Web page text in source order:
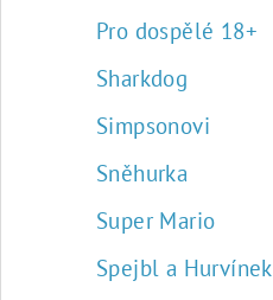
Pro dospělé 18+
Sharkdog
Simpsonovi
Sněhurka
Super Mario
Spejbl a Hurvínek